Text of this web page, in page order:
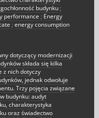
budynku ;
performance ; Energy
; energy consumption
dotyczący modernizacji
składa się kilka
z nich dotyczy
jednak odwołuje
Trzy pojęcia związane
budynku: audyt
charakterystyka
oraz świadectwo